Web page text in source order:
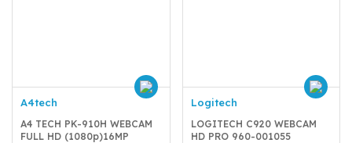
A4tech
A4 TECH PK-910H WEBCAM
FULL HD (1080p)16MP
Logitech
LOGITECH C920 WEBCAM
HD PRO 960-001055